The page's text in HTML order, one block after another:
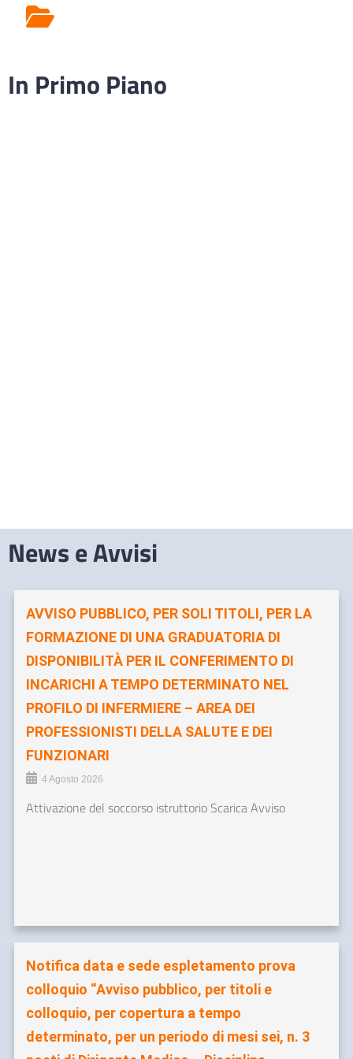
In Primo Piano
News e Avvisi
AVVISO PUBBLICO, PER SOLI TITOLI, PER LA
FORMAZIONE DI UNA GRADUATORIA DI
DISPONIBILITÀ PER IL CONFERIMENTO DI
INCARICHI A TEMPO DETERMINATO NEL
PROFILO DI INFERMIERE – AREA DEI
PROFESSIONISTI DELLA SALUTE E DEI
FUNZIONARI
4 Agosto 2026
Attivazione del soccorso istruttorio Scarica Avviso
Notifica data e sede espletamento prova
colloquio “Avviso pubblico, per titoli e
colloquio, per copertura a tempo
determinato, per un periodo di mesi sei, n. 3